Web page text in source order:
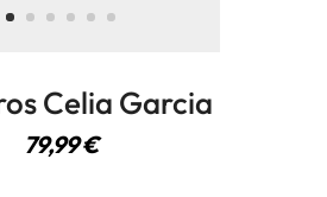
Celia Garcia
79,99€